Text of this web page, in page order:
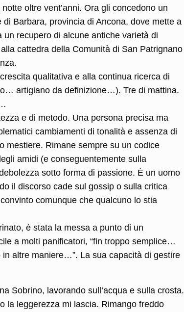
oltre vent’anni. Ora gli concedono un
Barbara, provincia di Ancona, dove mette a
recupero di alcune antiche varietà di
cattedra della Comunità di San Patrignano
qualitativa e alla continua ricerca di
artigiano da definizione…). Tre di mattina.
e di metodo. Una persona precisa ma
cambiamenti di tonalità e assenza di
mestiere. Rimane sempre su un codice
amidi (e conseguentemente sulla
sotto forma di passione. È un uomo
il discorso cade sul gossip o sulla critica
comunque che qualcuno lo stia
è stata la messa a punto di un
a molti panificatori, “fin troppo semplice…
altre maniere…”. La sua capacità di gestire
Sobrino, lavorando sull’acqua e sulla crosta.
la leggerezza mi lascia. Rimango freddo